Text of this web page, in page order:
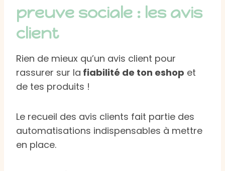
preuve sociale : les avis
client
Rien de mieux qu’un avis client pour
rassurer sur la fiabilité de ton eshop et
de tes produits !
Le recueil des avis clients fait partie des
automatisations indispensables à mettre
en place.